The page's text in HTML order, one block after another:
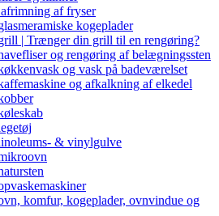
af fryser
kogeplader
| Trænger din grill til en rengøring?
og rengøring af belægningssten
og vask på badeværelset
og afkalkning af elkedel
& vinylgulve
komfur, kogeplader, ovnvindue og